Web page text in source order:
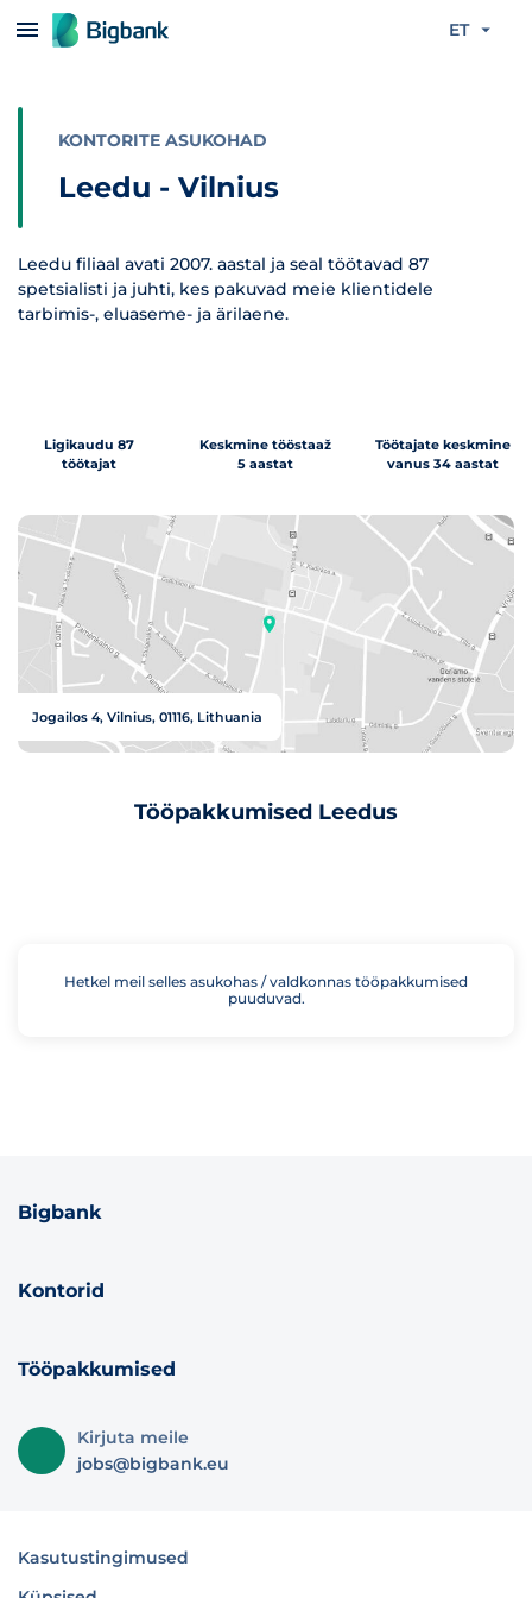
Liigu edasi põhisisu juurde ET
KONTORITE ASUKOHAD
Leedu - Vilnius
Leedu filiaal avati 2007. aastal ja seal töötavad 87
spetsialisti ja juhti, kes pakuvad meie klientidele
tarbimis-, eluaseme- ja ärilaene.
Ligikaudu 87
töötajat
Keskmine tööstaaž
5 aastat
Töötajate keskmine
vanus 34 aastat
Jogailos 4, Vilnius, 01116, Lithuania
Tööpakkumised Leedus
Hetkel meil selles asukohas / valdkonnas tööpakkumised
puuduvad.
Bigbank
Kontorid
Tööpakkumised
Kirjuta meile
jobs@bigbank.eu
Kasutustingimused